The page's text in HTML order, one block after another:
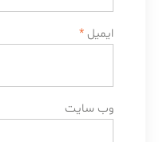
ایمیل *
وب‌ سایت